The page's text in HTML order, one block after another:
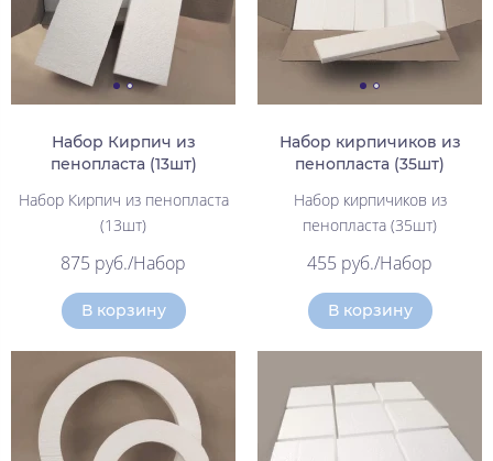
Набор Кирпич из
пенопласта (13шт)
Набор Кирпич из пенопласта
(13шт)
875 руб./Набор
В корзину
Набор кирпичиков из
пенопласта (35шт)
Набор кирпичиков из
пенопласта (35шт)
455 руб./Набор
В корзину